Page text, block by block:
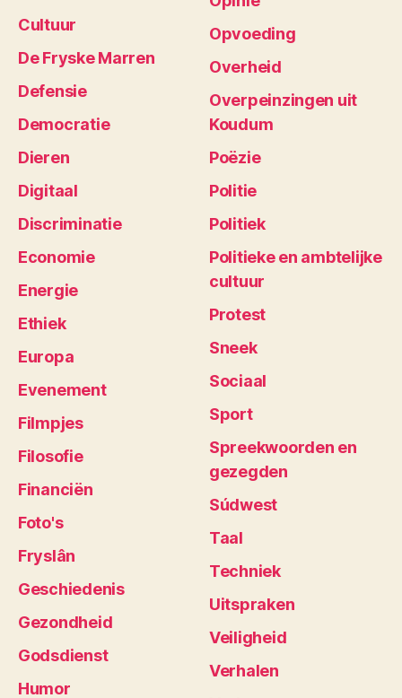
Cultuur
De Fryske Marren
Defensie
Democratie
Dieren
Digitaal
Discriminatie
Economie
Energie
Ethiek
Europa
Evenement
Filmpjes
Filosofie
Financiën
Foto's
Fryslân
Geschiedenis
Gezondheid
Godsdienst
Humor
Opvoeding
Overheid
Overpeinzingen uit
Koudum
Poëzie
Politie
Politiek
Politieke en ambtelijke
cultuur
Protest
Sneek
Sociaal
Sport
Spreekwoorden en
gezegden
Súdwest
Taal
Techniek
Uitspraken
Veiligheid
Verhalen